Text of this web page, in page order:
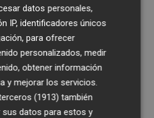
18, es decir,cinco
. Aun así, se
que el Valencia
lastendencias
deAlmeydase
datos personales,
IP, identificadores únicos
para ofrecer
personalizados, medir
obtener información
y mejorar los servicios.
(1913) también
sus datos para estos y